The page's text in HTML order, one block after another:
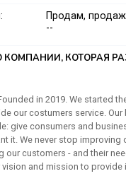
Продам,
--
КОТОРАЯ
Founded in 2019. We started
our costumers service. Our
give consumers and
it. We never stop improving
our customers - and their
vision and mission to provide